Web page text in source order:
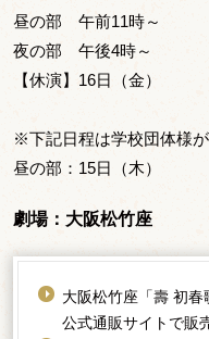
昼の部 午前11時～
夜の部 午後4時～
【休演】16日（金）
※下記日程は学校団体様
昼の部：15日（木）
劇場：大阪松竹座
大阪松竹座「壽 初春
公式通販サイトで販